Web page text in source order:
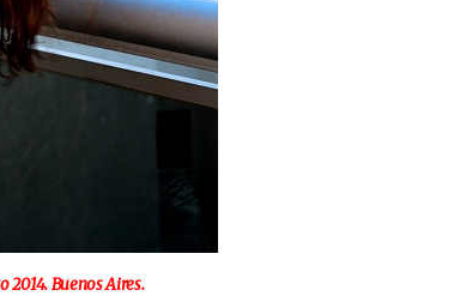
2014. Buenos Aires.